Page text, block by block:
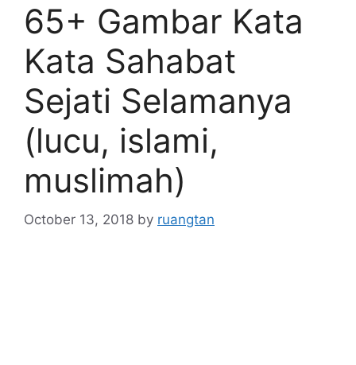
65+ Gambar Kata
Kata Sahabat
Sejati Selamanya
(lucu, islami,
muslimah)
October 13, 2018 by ruangtan